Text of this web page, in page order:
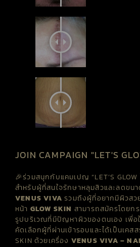
JOIN CAMPAIGN "LET'S
🎉ร่วมสนุกกับแคมเปญ “LET’S GLOW
สำหรับผู้ที่สนใจรักษาหลุมสิวและลดขน
VENUS VIVA รวมถึงผู้ที่อยากมีผิวสว
หน้า GLOW SKIN สามารถสมัครโดย
รูปบริเวณที่มีปัญหาผิวของตนเอง เพื่อ
คัดเลือกผู้ที่ผ่านเข้ารอบและได้เป็นเคส
SKIN ด้วยเครื่อง VENUS VIVA –